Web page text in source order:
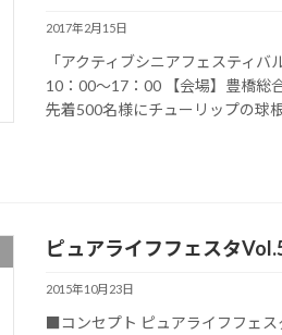
2017年2月15日
「アクティブシニアフェスティバ
10：00～17：00 【会場】豊橋総
先着500名様にチューリップの球
ピュアライフフェスタ
2015年10月23日
■コンセプト ピュアライフフェ